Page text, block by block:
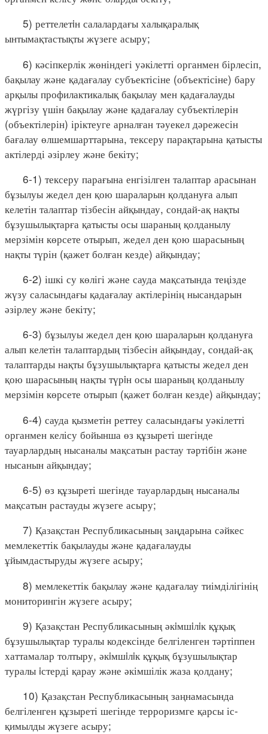
5) реттелетiн салалардағы халықаралық
ынтымақтастықты жүзеге асыру;
6) кәсіпкерлік жөніндегі уәкілетті органмен бірлесіп,
бақылау және қадағалау субъектісіне (объектісіне) бару
арқылы профилактикалық бақылау мен қадағалауды
жүргізу үшін бақылау және қадағалау субъектілерін
(объектілерін) іріктеуге арналған тәуекел дәрежесін
бағалау өлшемшарттарына, тексеру парақтарына қатысты
актілерді әзірлеу және бекіту;
6-1) тексеру парағына енгізілген талаптар арасынан
бұзылуы жедел ден қою шараларын қолдануға алып
келетін талаптар тізбесін айқындау, сондай-ақ нақты
бұзушылықтарға қатысты осы шараның қолданылу
мерзімін көрсете отырып, жедел ден қою шарасының
нақты түрін (қажет болған кезде) айқындау;
6-2) ішкі су көлігі және сауда мақсатында теңізде
жүзу саласындағы қадағалау актілерінің нысандарын
әзірлеу және бекіту;
6-3) бұзылуы жедел ден қою шараларын қолдануға
алып келетін талаптардың тізбесін айқындау, сондай-ақ
талаптарды нақты бұзушылықтарға қатысты жедел ден
қою шарасының нақты түрiн осы шараның қолданылу
мерзімін көрсете отырып (қажет болған кезде) айқындау;
6-4) сауда қызметін реттеу саласындағы уәкілетті
органмен келісу бойынша өз құзыреті шегінде
тауарлардың нысаналы мақсатын растау тәртібін және
нысанын айқындау;
6-5) өз құзыреті шегінде тауарлардың нысаналы
мақсатын растауды жүзеге асыру;
7) Қазақстан Республикасының заңдарына сәйкес
мемлекеттік бақылауды және қадағалауды
ұйымдастыруды жүзеге асыру;
8) мемлекеттік бақылау және қадағалау тиімділігінің
мониторингін жүзеге асыру;
9) Қазақстан Республикасының әкiмшiлiк құқық
бұзушылықтар туралы кодексінде белгіленген тәртіппен
хаттамалар толтыру, әкiмшiлiк құқық бұзушылықтар
туралы iстерді қарау және әкімшілік жаза қолдану;
10) Қазақстан Республикасының заңнамасында
белгіленген құзыреті шегінде терроризмге қарсы іс-
қимылды жүзеге асыру;